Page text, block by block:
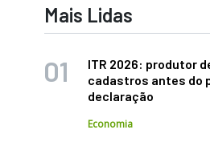
Mais Lidas
ITR 2026: produtor
cadastros antes do
declaração
Economia